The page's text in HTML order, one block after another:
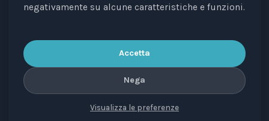
negativamente su alcune caratteristiche e funzioni.
Accetta
Nega
Visualizza le preferenze
La rivistaDiritti degli Animali. Profili Etici, Scientifici e
Bari n. 8/2023 del 18/09/2023, direttrice
responsabile: Avv. Elisa Scarpino.